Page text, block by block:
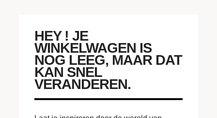
HEY ! JE
WINKELWAGEN IS
NOG LEEG, MAAR DAT
KAN SNEL
VERANDEREN.